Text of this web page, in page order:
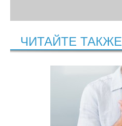
ЧИТАЙТЕ ТАКЖЕ